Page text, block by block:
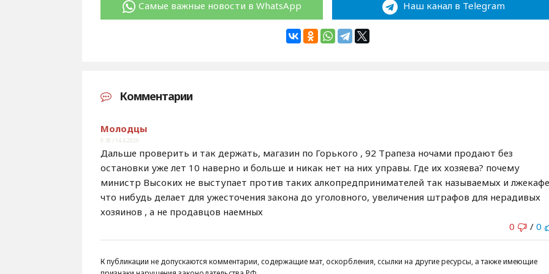
Самые важные новости в WhatsApp Наш канал в Telegram
Комментарии
Молодцы
9:38 / 14.4.2020
Дальше проверить и так держать, магазин по Горького , 92 Трапеза ночами продают без
остановки уже лет 10 наверно и больше и никак нет на них управы. Где их хозяева? почему
министр Высоких не выступает против таких алкопредпринимателей так называемых и
что нибудь делает для ужесточения закона до уголовного, увеличения штрафов для нерадивых
хозяинов , а не продавцов наемных
0
/ 0
К публикации не допускаются комментарии, содержащие мат, оскорбления, ссылки на другие ресурсы, а также имеющие